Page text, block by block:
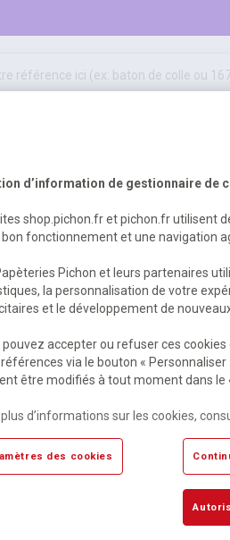
hygiène, sécurité, 1er secours
Erreur
est survenu.
Retour
disponibles
d’information de gestionnaire de
shop.pichon.fr et pichon.fr utilisent
bon fonctionnement et une navigation
Pichon et leurs partenaires
la personnalisation de votre
et le développement de
pouvez accepter ou refuser ces
via le bouton «
être modifiés à tout moment dans le
plus d’informations sur les cookies,
des cookies